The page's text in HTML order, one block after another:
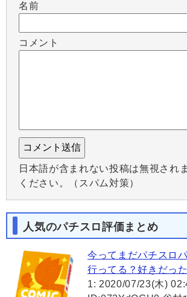
名前
コメント
日本語が含まれない投稿は無視され
ください。（スパム対策）
人気のパチスロ評価まとめ
今ってまだパチスロ
行ってる？好きだっ
1: 2020/07/23(木)